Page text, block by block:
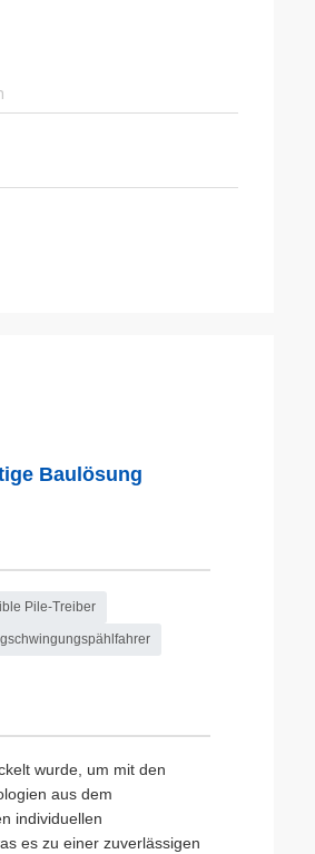
Baulösung
Pile-Treiber
wurde, um mit den
aus dem
individuellen
es zu einer zuverlässigen